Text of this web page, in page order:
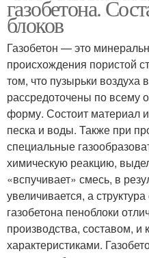
газобетона.
блоков
Газобетон — это
происхождения пористой
том, что пузырьки
рассредоточены по всему
форму. Состоит материал
песка и воды. Также при
специальные
химическую реакцию,
«вспучивает» смесь, в
увеличивается, а
газобетона пеноблоки
производства, составом, и
характеристиками.